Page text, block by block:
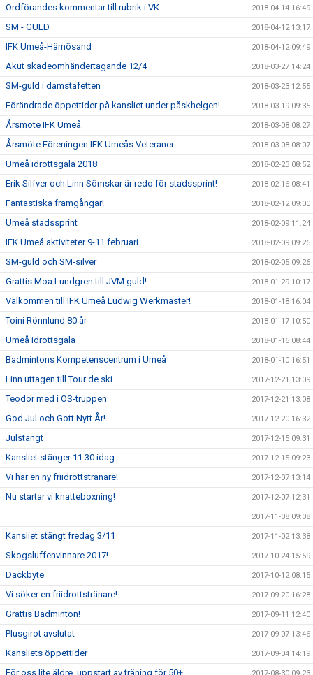
Ordförandes kommentar till rubrik i VK 2018-04-14 16:49
SM - GULD 2018-04-12 13:17
IFK Umeå-Härnösand 2018-04-12 09:49
Akut skadeomhändertagande 12/4 2018-03-27 14:24
SM-guld i damstafetten 2018-03-23 12:55
Förändrade öppettider på kansliet under påskhelgen! 2018-03-19 09:35
Årsmöte IFK Umeå 2018-03-08 08:27
Årsmöte Föreningen IFK Umeås Veteraner 2018-03-08 08:07
Umeå idrottsgala 2018 2018-02-23 08:52
Erik Silfver och Linn Sömskar är redo för stadssprint! 2018-02-16 08:41
Fantastiska framgångar! 2018-02-12 09:00
Umeå stadssprint 2018-02-09 11:24
IFK Umeå aktiviteter 9-11 februari 2018-02-09 09:26
SM-guld och SM-silver 2018-02-05 09:26
Grattis Moa Lundgren till JVM guld! 2018-01-29 10:17
Välkommen till IFK Umeå Ludwig Werkmäster! 2018-01-18 16:04
Toini Rönnlund 80 år 2018-01-17 10:50
Umeå idrottsgala 2018-01-16 08:44
Badmintons Kompetenscentrum i Umeå 2018-01-10 16:51
Linn uttagen till Tour de ski 2017-12-21 13:09
Teodor med i OS-truppen 2017-12-21 13:08
God Jul och Gott Nytt År! 2017-12-20 16:32
Julstängt 2017-12-15 09:31
Kansliet stänger 11.30 idag 2017-12-15 09:23
Vi har en ny friidrottstränare! 2017-12-07 13:14
Nu startar vi knatteboxning! 2017-12-07 12:31
2017-11-08 09:08
Kansliet stängt fredag 3/11 2017-11-02 13:38
Skogsluffenvinnare 2017! 2017-10-24 15:59
Däckbyte 2017-10-12 08:15
Vi söker en friidrottstränare! 2017-09-20 16:28
Grattis Badminton! 2017-09-11 12:40
Plusgirot avslutat 2017-09-07 13:46
Kansliets öppettider 2017-09-04 14:19
För oss lite äldre, uppstart av träning för 50+